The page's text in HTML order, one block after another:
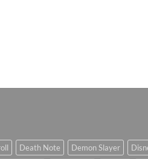
Death Note Demon Slayer